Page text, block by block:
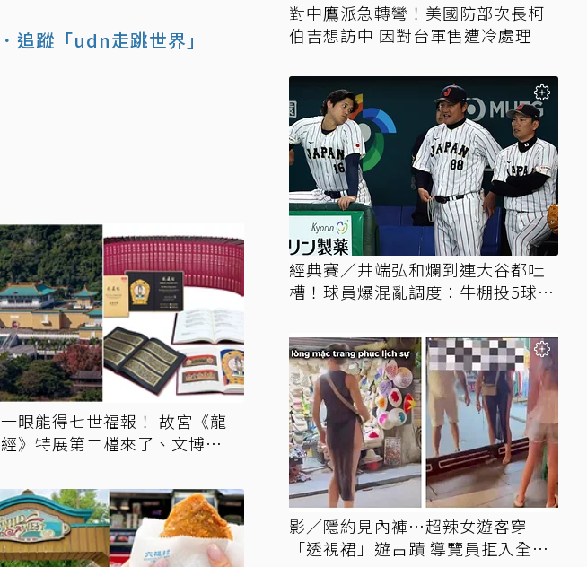
．追蹤「udn走跳世界」
眼能得七世福報！ 故宮《龍
》特展第二檔來了、文博會
制想像
對中鷹派急轉彎！美國防部次長柯
伯吉想訪中 因對台軍售遭冷處理
經典賽／井端弘和爛到連大谷都吐
槽！球員爆混亂調度：牛棚投5球就
影／隱約見內褲…超辣女遊客穿
「透視裙」遊古蹟 導覽員拒入全網